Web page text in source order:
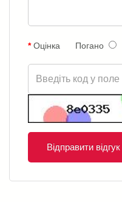
Оцінка Погано
Відправити відгук